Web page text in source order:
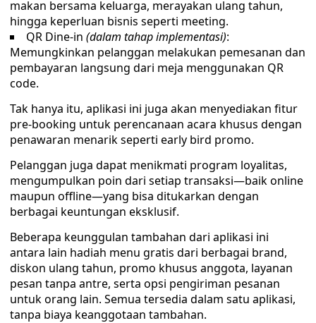
makan bersama keluarga, merayakan ulang tahun,
hingga keperluan bisnis seperti meeting.
QR Dine-in (dalam tahap implementasi):
Memungkinkan pelanggan melakukan pemesanan dan
pembayaran langsung dari meja menggunakan QR
code.
Tak hanya itu, aplikasi ini juga akan menyediakan fitur
pre-booking untuk perencanaan acara khusus dengan
penawaran menarik seperti early bird promo.
Pelanggan juga dapat menikmati program loyalitas,
mengumpulkan poin dari setiap transaksi—baik online
maupun offline—yang bisa ditukarkan dengan
berbagai keuntungan eksklusif.
Beberapa keunggulan tambahan dari aplikasi ini
antara lain hadiah menu gratis dari berbagai brand,
diskon ulang tahun, promo khusus anggota, layanan
pesan tanpa antre, serta opsi pengiriman pesanan
untuk orang lain. Semua tersedia dalam satu aplikasi,
tanpa biaya keanggotaan tambahan.